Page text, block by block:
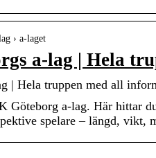
› a-laget
a-lag | Hela
| Hela truppen med all
Göteborg a-lag. Här hittar
spelare – längd, vikt,